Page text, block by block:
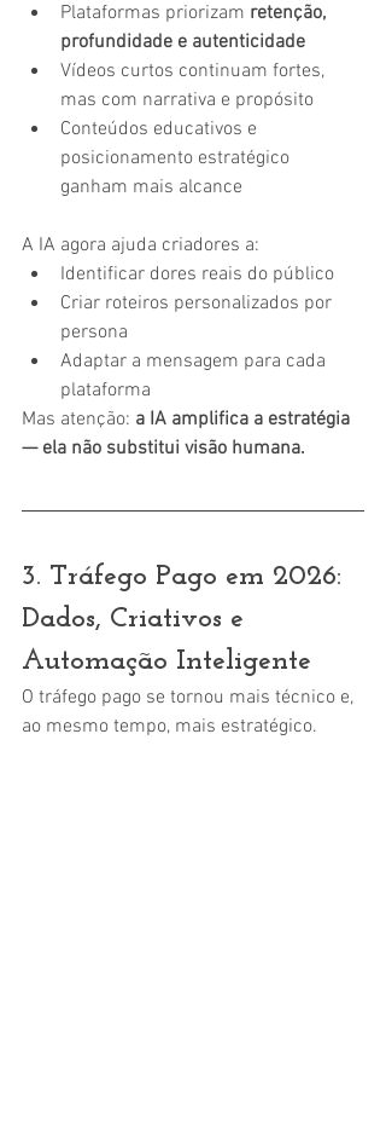
Plataformas priorizam retenção,
profundidade e autenticidade
Vídeos curtos continuam fortes,
mas com narrativa e propósito
Conteúdos educativos e
posicionamento estratégico
ganham mais alcance
A IA agora ajuda criadores a:
Identificar dores reais do público
Criar roteiros personalizados por
persona
Adaptar a mensagem para cada
plataforma
Mas atenção: a IA amplifica a estratégia
— ela não substitui visão humana.
3. Tráfego Pago em 2026:
Dados, Criativos e
Automação Inteligente
O tráfego pago se tornou mais técnico e,
ao mesmo tempo, mais estratégico.